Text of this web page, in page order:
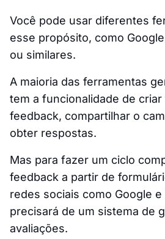
Você pode usar diferentes
esse propósito, como
ou similares.
A maioria das ferramentas
tem a funcionalidade de
feedback, compartilhar o
obter respostas.
Mas para fazer um ciclo
feedback a partir de
redes sociais como Google
precisará de um sistema de
avaliações.